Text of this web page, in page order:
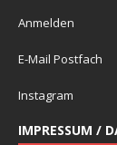
Anmelden
E-Mail Postfach
Instagram
IMPRESSUM /